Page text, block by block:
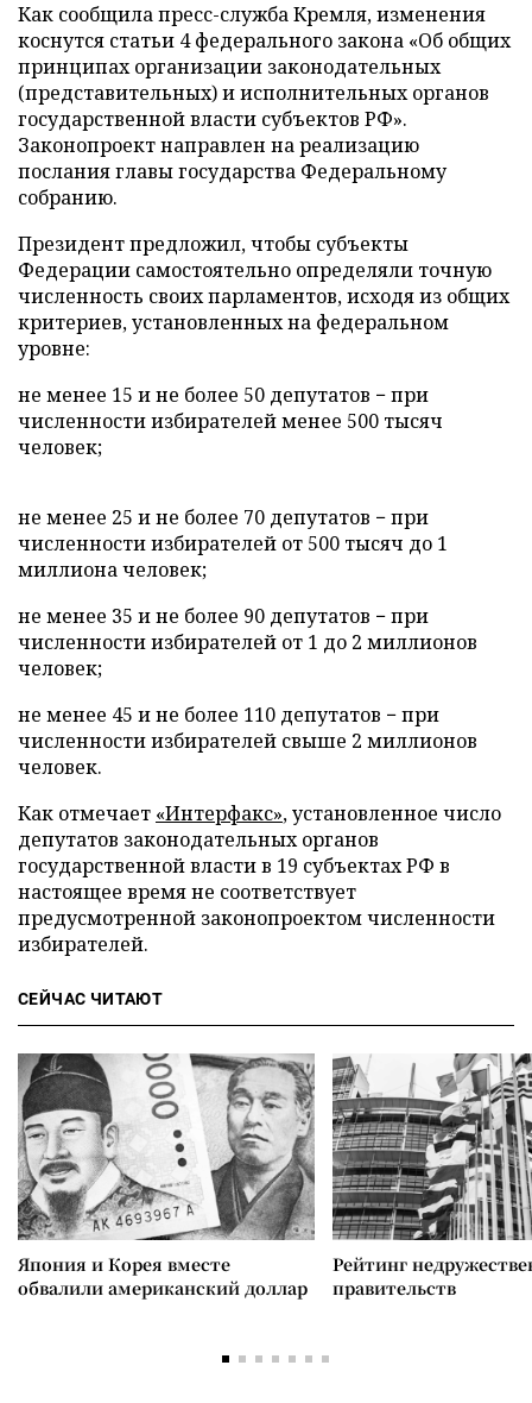
Как сообщила пресс-служба Кремля, изменения
коснутся статьи 4 федерального закона «Об общих
принципах организации законодательных
(представительных) и исполнительных органов
государственной власти субъектов РФ».
Законопроект направлен на реализацию
послания главы государства Федеральному
собранию.
Президент предложил, чтобы субъекты
Федерации самостоятельно определяли точную
численность своих парламентов, исходя из общих
критериев, установленных на федеральном
уровне:
не менее 15 и не более 50 депутатов − при
численности избирателей менее 500 тысяч
человек;
не менее 25 и не более 70 депутатов − при
численности избирателей от 500 тысяч до 1
миллиона человек;
не менее 35 и не более 90 депутатов − при
численности избирателей от 1 до 2 миллионов
человек;
не менее 45 и не более 110 депутатов − при
численности избирателей свыше 2 миллионов
человек.
Как отмечает «Интерфакс», установленное число
депутатов законодательных органов
государственной власти в 19 субъектах РФ в
настоящее время не соответствует
предусмотренной законопроектом численности
избирателей.
СЕЙЧАС ЧИТАЮТ
Япония и Корея вместе
обвалили американский доллар
Рейтинг
правительств